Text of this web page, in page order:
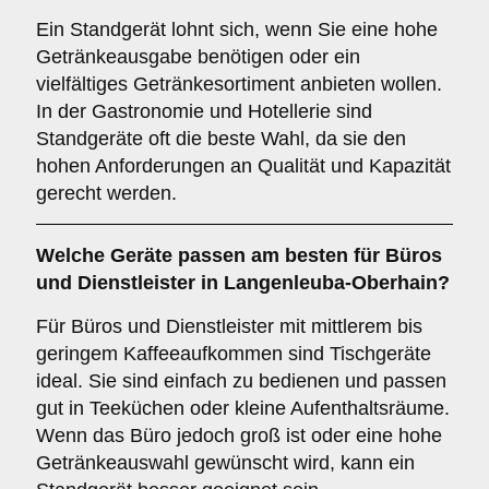
Ein Standgerät lohnt sich, wenn Sie eine hohe
Getränkeausgabe benötigen oder ein
vielfältiges Getränkesortiment anbieten wollen.
In der Gastronomie und Hotellerie sind
Standgeräte oft die beste Wahl, da sie den
hohen Anforderungen an Qualität und Kapazität
gerecht werden.
Welche Geräte passen am besten für Büros
und Dienstleister in Langenleuba-Oberhain?
Für Büros und Dienstleister mit mittlerem bis
geringem Kaffeeaufkommen sind Tischgeräte
ideal. Sie sind einfach zu bedienen und passen
gut in Teeküchen oder kleine Aufenthaltsräume.
Wenn das Büro jedoch groß ist oder eine hohe
Getränkeauswahl gewünscht wird, kann ein